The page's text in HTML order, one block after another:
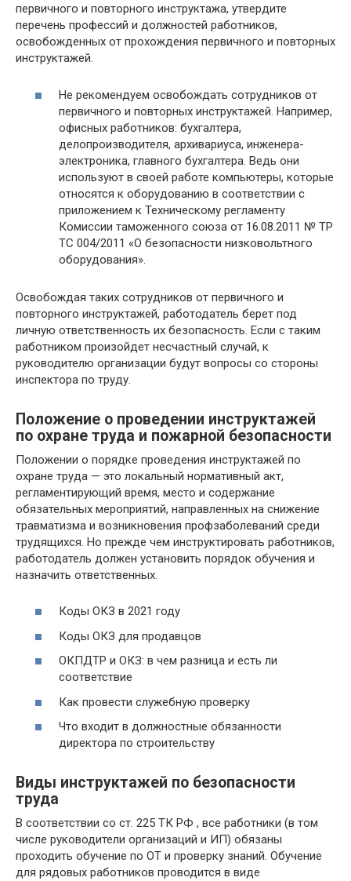
первичного и повторного инструктажа, утвердите
перечень профессий и должностей работников,
освобожденных от прохождения первичного и повторных
инструктажей.
Не рекомендуем освобождать сотрудников от
первичного и повторных инструктажей. Например,
офисных работников: бухгалтера,
делопроизводителя, архивариуса, инженера-
электроника, главного бухгалтера. Ведь они
используют в своей работе компьютеры, которые
относятся к оборудованию в соответствии с
приложением к Техническому регламенту
Комиссии таможенного союза от 16.08.2011 № ТР
ТС 004/2011 «О безопасности низковольтного
оборудования».
Освобождая таких сотрудников от первичного и
повторного инструктажей, работодатель берет под
личную ответственность их безопасность. Если с таким
работником произойдет несчастный случай, к
руководителю организации будут вопросы со стороны
инспектора по труду.
Положение о проведении инструктажей
по охране труда и пожарной безопасности
Положении о порядке проведения инструктажей по
охране труда — это локальный нормативный акт,
регламентирующий время, место и содержание
обязательных мероприятий, направленных на снижение
травматизма и возникновения профзаболеваний среди
трудящихся. Но прежде чем инструктировать работников,
работодатель должен установить порядок обучения и
назначить ответственных.
Коды ОКЗ в 2021 году
Коды ОКЗ для продавцов
ОКПДТР и ОКЗ: в чем разница и есть ли
соответствие
Как провести служебную проверку
Что входит в должностные обязанности
директора по строительству
Виды инструктажей по безопасности
труда
В соответствии со ст. 225 ТК РФ , все работники (в том
числе руководители организаций и ИП) обязаны
проходить обучение по ОТ и проверку знаний. Обучение
для рядовых работников проводится в виде